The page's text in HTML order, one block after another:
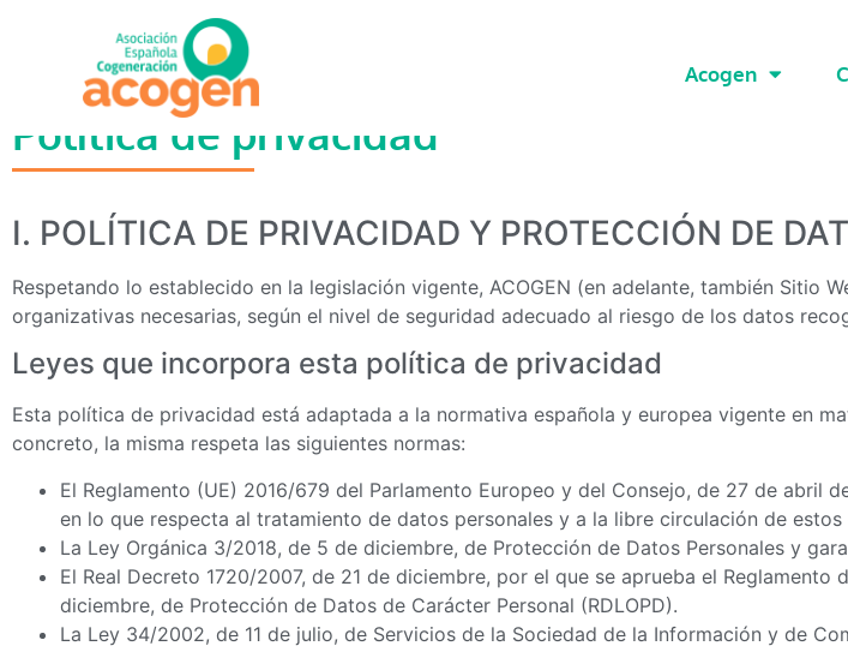
Acogen
Política de privacidad
I. POLÍTICA DE PRIVACIDAD Y PROTECCIÓN DE
Respetando lo establecido en la legislación vigente, ACOGEN (en adelante, también Sitio
organizativas necesarias, según el nivel de seguridad adecuado al riesgo de los datos
Leyes que incorpora esta política de privacidad
Esta política de privacidad está adaptada a la normativa española y europea vigente en
concreto, la misma respeta las siguientes normas:
El Reglamento (UE) 2016/679 del Parlamento Europeo y del Consejo, de 27 de abril
en lo que respecta al tratamiento de datos personales y a la libre circulación de estos
La Ley Orgánica 3/2018, de 5 de diciembre, de Protección de Datos Personales y
El Real Decreto 1720/2007, de 21 de diciembre, por el que se aprueba el
diciembre, de Protección de Datos de Carácter Personal (RDLOPD).
La Ley 34/2002, de 11 de julio, de Servicios de la Sociedad de la Información y de